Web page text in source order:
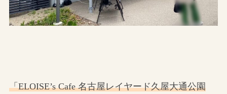
「ELOISE’s Cafe 名古屋レイヤード久屋大通公園